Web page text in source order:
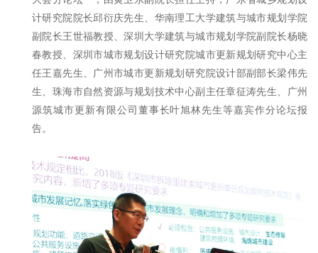
计研究院院长邱衍庆先生、华南理工大学建筑与城市规划学院
副院长王世福教授、深圳大学建筑与城市规划学院副院长杨晓
春教授、深圳市城市规划设计研究院城市更新规划研究中心主
任王嘉先生、广州市城市更新规划研究院设计部副部长梁伟先
生、珠海市自然资源与规划技术中心副主任章征涛先生、广州
源筑城市更新有限公司董事长叶旭林先生等嘉宾作分论坛报
告。